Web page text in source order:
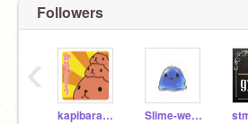
Followers
kapibaraotaku Slime-weakest
‹